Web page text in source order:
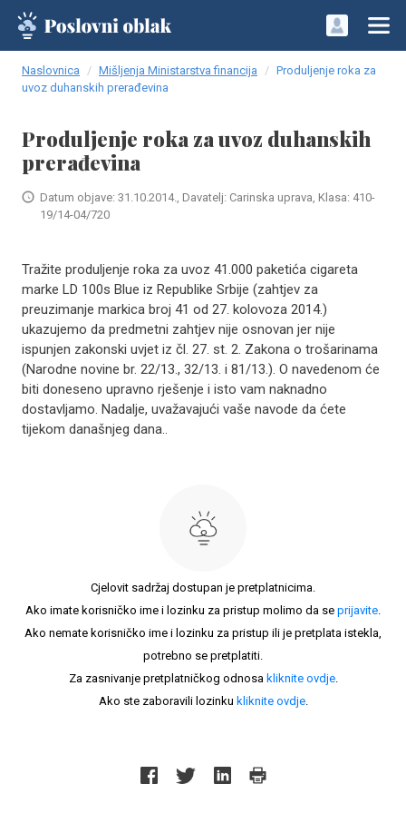
Naslovnica Mišljenja Ministarstva financija
Produljenje roka za
uvoz duhanskih prerađevina
Produljenje roka za uvoz duhanskih
prerađevina
Datum objave: 31.10.2014., Davatelj: Carinska uprava, Klasa: 410-
19/14-04/720
Tražite produljenje roka za uvoz 41.000 paketića cigareta
marke LD 100s Blue iz Republike Srbije (zahtjev za
preuzimanje markica broj 41 od 27. kolovoza 2014.)
ukazujemo da predmetni zahtjev nije osnovan jer nije
ispunjen zakonski uvjet iz čl. 27. st. 2. Zakona o trošarinama
(Narodne novine br. 22/13., 32/13. i 81/13.). O navedenom će
biti doneseno upravno rješenje i isto vam naknadno
dostavljamo. Nadalje, uvažavajući vaše navode da ćete
tijekom današnjeg dana..
Cjelovit sadržaj dostupan je pretplatnicima.
Ako imate korisničko ime i lozinku za pristup molimo da se prijavite.
Ako nemate korisničko ime i lozinku za pristup ili je pretplata istekla,
potrebno se pretplatiti.
Za zasnivanje pretplatničkog odnosa kliknite ovdje.
Ako ste zaboravili lozinku kliknite ovdje.